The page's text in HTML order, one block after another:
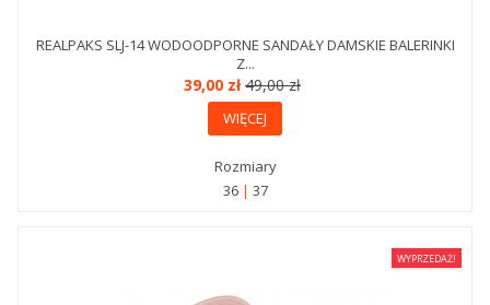
REALPAKS SLJ-14 WODOODPORNE SANDAŁY DAMSKIE BALERINKI
Z...
39,00 zł49,00 zł
WIĘCEJ
Rozmiary
36
37
WYPRZEDAŻ!